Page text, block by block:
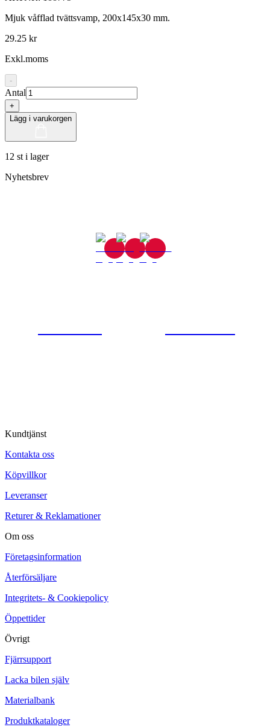
Mjuk våfflad tvättsvamp, 200x145x30 mm.
29.25 kr
Exkl.moms
-
Antal
+
Lägg i varukorgen
12 st i lager
Nyhetsbrev
Kundtjänst
Kontakta oss
Köpvillkor
Leveranser
Returer & Reklamationer
Om oss
Företagsinformation
Återförsäljare
Integritets- & Cookiepolicy
Öppettider
Övrigt
Fjärrsupport
Lacka bilen själv
Materialbank
Produktkataloger